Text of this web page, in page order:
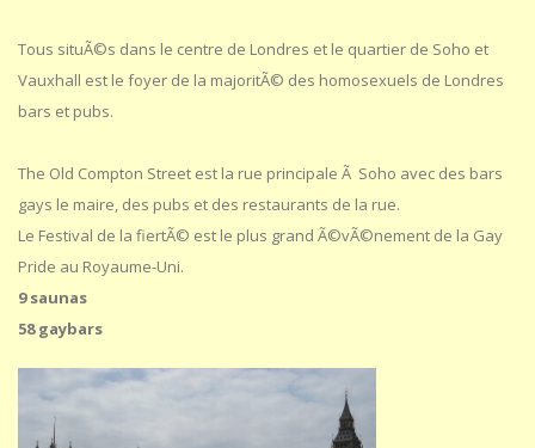
Tous situÃ©s dans le centre de Londres et le quartier de Soho et
Vauxhall est le foyer de la majoritÃ© des homosexuels de Londres
bars et pubs.
The Old Compton Street est la rue principale Ã Soho avec des bars
gays le maire, des pubs et des restaurants de la rue.
Le Festival de la fiertÃ© est le plus grand Ã©vÃ©nement de la Gay
Pride au Royaume-Uni.
9 saunas
58 gaybars